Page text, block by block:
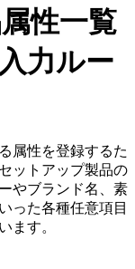
性一覧
力ルー
属性を登録するた
ットアップ製品の
やブランド名、素
った各種任意項目
ます。